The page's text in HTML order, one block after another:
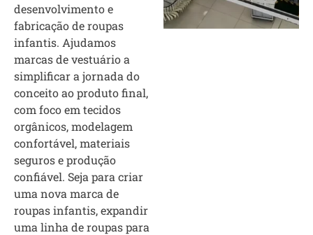
desenvolvimento e
fabricação de roupas
infantis. Ajudamos
marcas de vestuário a
simplificar a jornada do
conceito ao produto final,
com foco em tecidos
orgânicos, modelagem
confortável, materiais
seguros e produção
confiável. Seja para criar
uma nova marca de
roupas infantis, expandir
uma linha de roupas para